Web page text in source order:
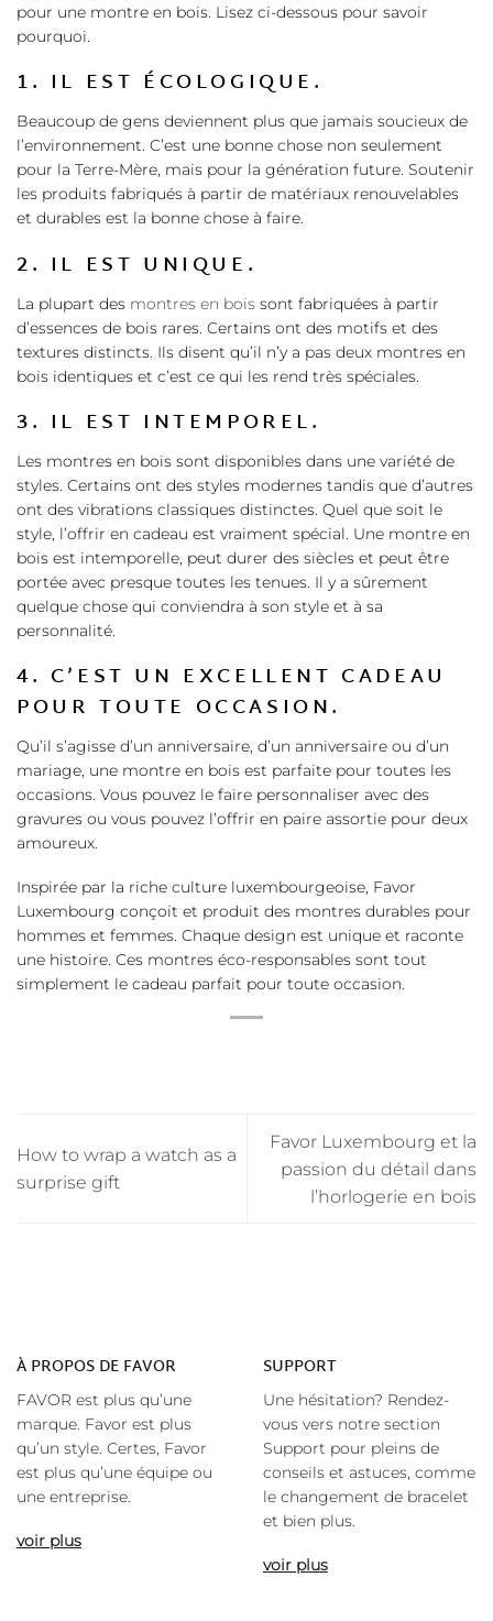
pour une montre en bois. Lisez ci-dessous pour savoir
pourquoi.
1. IL EST ÉCOLOGIQUE.
Beaucoup de gens deviennent plus que jamais soucieux de
l’environnement. C’est une bonne chose non seulement
pour la Terre-Mère, mais pour la génération future. Soutenir
les produits fabriqués à partir de matériaux renouvelables
et durables est la bonne chose à faire.
2. IL EST UNIQUE.
La plupart des montres en bois sont fabriquées à partir
d’essences de bois rares. Certains ont des motifs et des
textures distincts. Ils disent qu’il n’y a pas deux montres en
bois identiques et c’est ce qui les rend très spéciales.
3. IL EST INTEMPOREL.
Les montres en bois sont disponibles dans une variété de
styles. Certains ont des styles modernes tandis que d’autres
ont des vibrations classiques distinctes. Quel que soit le
style, l’offrir en cadeau est vraiment spécial. Une montre en
bois est intemporelle, peut durer des siècles et peut être
portée avec presque toutes les tenues. Il y a sûrement
quelque chose qui conviendra à son style et à sa
personnalité.
4. C’EST UN EXCELLENT CADEAU
POUR TOUTE OCCASION.
Qu’il s’agisse d’un anniversaire, d’un anniversaire ou d’un
mariage, une montre en bois est parfaite pour toutes les
occasions. Vous pouvez le faire personnaliser avec des
gravures ou vous pouvez l’offrir en paire assortie pour deux
amoureux.
Inspirée par la riche culture luxembourgeoise, Favor
Luxembourg conçoit et produit des montres durables pour
hommes et femmes. Chaque design est unique et raconte
une histoire. Ces montres éco-responsables sont tout
simplement le cadeau parfait pour toute occasion.
How to wrap a watch as a
surprise gift
Favor Luxembourg et la
passion du détail dans
l’horlogerie en bois
À PROPOS DE FAVOR
FAVOR est plus qu’une
marque. Favor est plus
qu’un style. Certes, Favor
est plus qu’une équipe ou
une entreprise.
voir plus
SUPPORT
Une hésitation? Rendez-
vous vers notre section
Support pour pleins de
conseils et astuces, comme
le changement de bracelet
et bien plus.
voir plus